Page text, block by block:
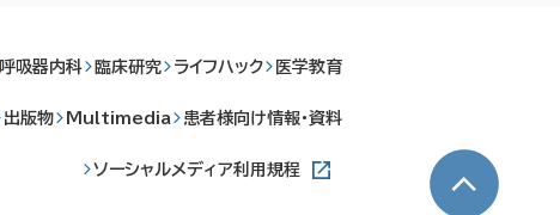
呼吸器内科 臨床研究 ライフハック 医学教育
出版物 Multimedia 患者様向け情報・資料
ソーシャルメディア利用規程